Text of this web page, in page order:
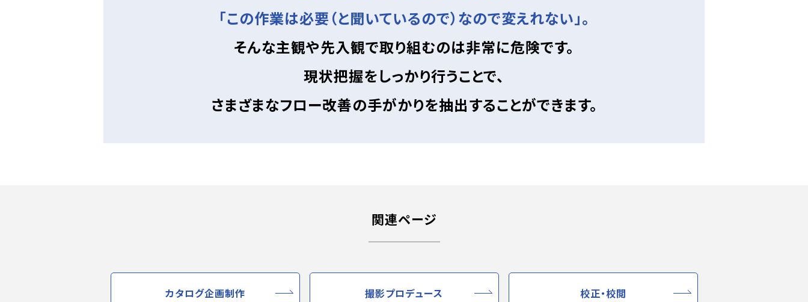
「この作業は必要（と聞いているので）なので変えれない」。
そんな主観や先入観で取り組むのは非常に危険です。
現状把握をしっかり行うことで、
さまざまなフロー改善の手がかりを抽出することができます。
関連ページ
カタログ企画制作 撮影プロデュース 校正・校閲